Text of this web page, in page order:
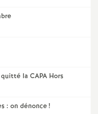
la CAPA Hors
: on dénonce!